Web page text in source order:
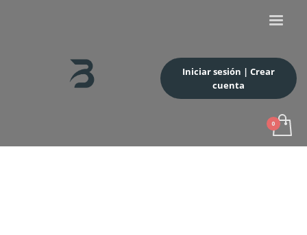
Iniciar sesión | Crear
cuenta